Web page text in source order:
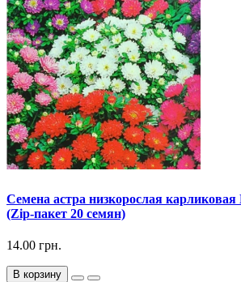
Семена астра низкорослая
(Zip-пакет 20 семян)
14.00 грн.
В корзину